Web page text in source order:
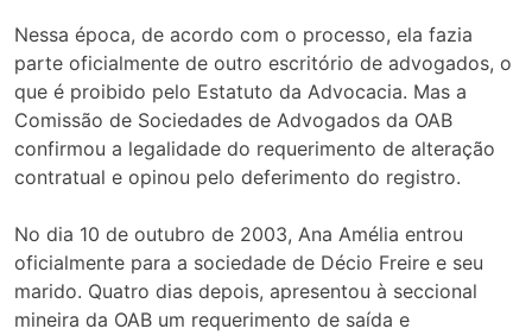
Nessa época, de acordo com o processo, ela fazia
parte oficialmente de outro escritório de advogados, o
que é proibido pelo Estatuto da Advocacia. Mas a
Comissão de Sociedades de Advogados da OAB
confirmou a legalidade do requerimento de alteração
contratual e opinou pelo deferimento do registro.
No dia 10 de outubro de 2003, Ana Amélia entrou
oficialmente para a sociedade de Décio Freire e seu
marido. Quatro dias depois, apresentou à seccional
mineira da OAB um requerimento de saída e